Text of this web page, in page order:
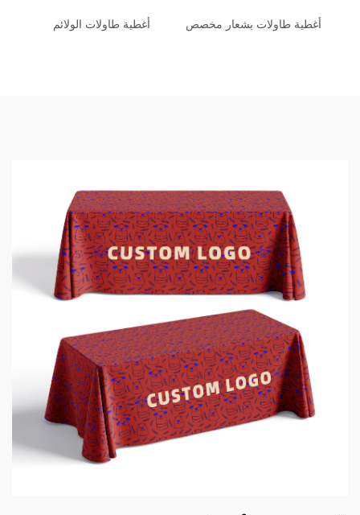
أغطية طاولات بشعار مخصص أغطية طاولات الولائم